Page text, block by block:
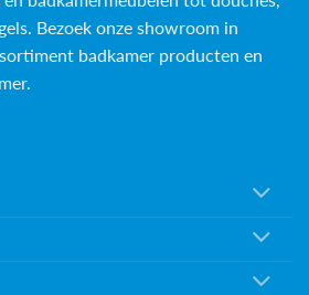
. Bezoek onze showroom in
badkamer producten en